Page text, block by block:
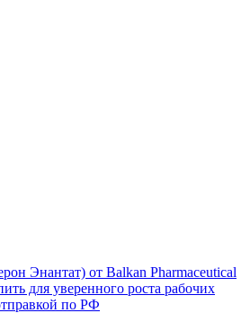
Энантат) от Balkan Pharmaceutical
для уверенного роста рабочих
по РФ